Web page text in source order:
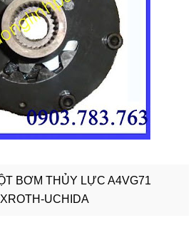
BƠM THỦY LỰC A4VG71
UCHIDA